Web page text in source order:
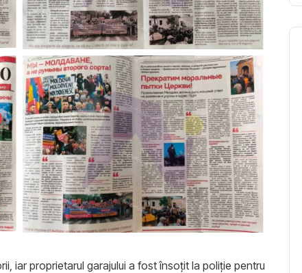
iar proprietarul garajului a fost însoțit la poliție pentru